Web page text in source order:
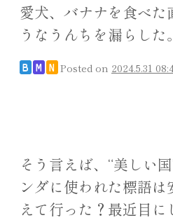
愛犬、バナナを食べた
うなうんちを漏らした。
B M N Posted on 2024.5.31
そう言えば、“美しい
ンダに使われた標語
えて行った？最近目に